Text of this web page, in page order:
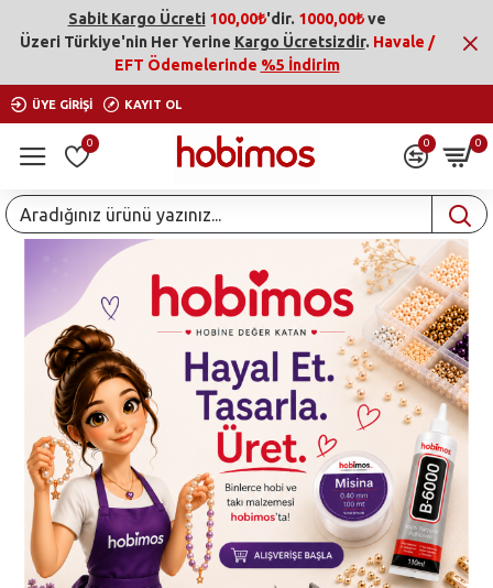
Hobimos
Sabit Kargo Ücreti 100,00₺'dir. 1000,00₺ve
Üzeri Türkiye'nin Her Yerine Kargo Ücretsizdir. Havale /
EFT Ödemelerinde %5 İndirim
ÜYE GIRIŞI KAYIT OL
0 0 0